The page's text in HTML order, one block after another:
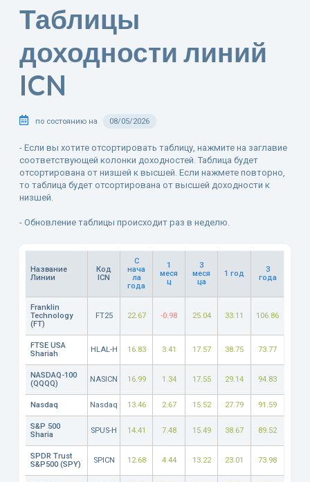
Таблицы
доходности линий
ICN
по состоянию на 08/05/2026
- Если вы хотите отсортировать таблицу, нажмите на заглавие
соответствующей колонки доходностей. Таблица будет
отсортирована от низшей к высшей. Если нажмете повторно,
то таблица будет отсортирована от высшей доходности к
низшей.
- Обновление таблицы происходит раз в неделю.
Название
Линии
Код
ICN
C
нача
ла
года
1
меся
ц
3
меся
ца
1 год
3
года
Franklin
Technology
(FT)
FT25 22.67 -0.98 25.04 33.11 106.86
FTSE USA
Shariah
HLAL-H 16.83 3.41 17.57 38.75 73.77
NASDAQ-100
(QQQQ)
NASICN 16.99 1.34 17.55 29.14 94.83
Nasdaq Nasdaq 13.46 2.67 15.52 27.79 91.59
S&P 500
Sharia
SPUS-H 14.41 7.48 15.49 38.67 89.52
SPDR Trust
S&P500 (SPY)
SPICN 12.68 4.44 13.22 23.01 73.98